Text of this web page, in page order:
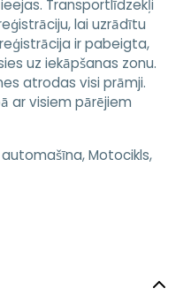
Transportlīdzekļi
lai uzrādītu
ir pabeigta,
uz iekāpšanas zonu.
atrodas visi prāmji.
ar visiem pārējiem
Motocikls,